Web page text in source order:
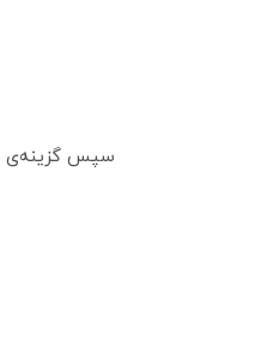
سپس گزینه‌ی